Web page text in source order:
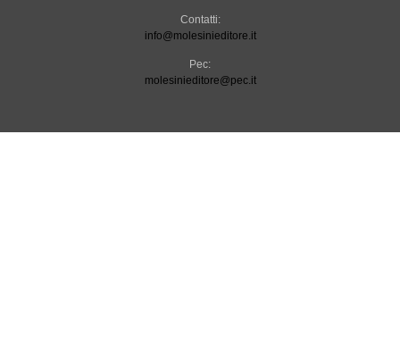
Contatti:
info@molesinieditore.it
Pec:
molesinieditore@pec.it